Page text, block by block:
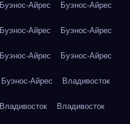
Буэнос-Айрес Буэнос-Айрес
Буэнос-Айрес Буэнос-Айрес
Буэнос-Айрес Буэнос-Айрес
Буэнос-Айрес Владивосток
Владивосток Владивосток